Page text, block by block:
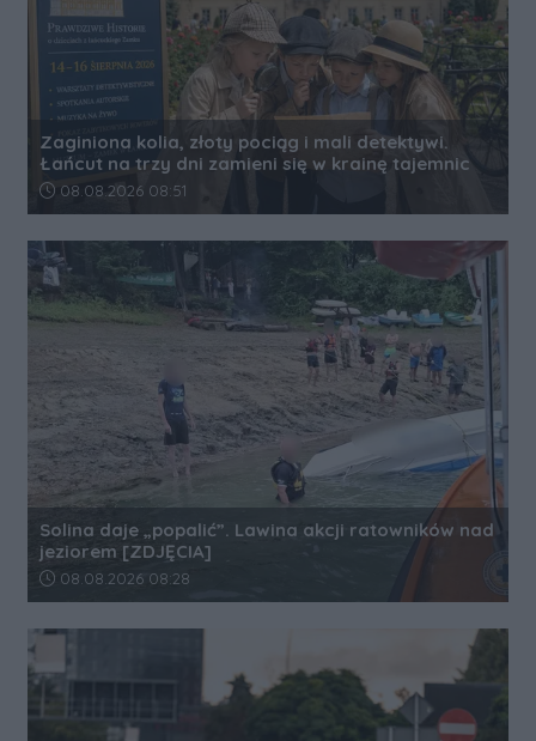
Zaginiona kolia, złoty pociąg i mali detektywi.
Łańcut na trzy dni zamieni się w krainę tajemnic
Data dodania artykułu:
08.08.2026 08:51
Solina daje „popalić”. Lawina akcji ratowników nad
jeziorem [ZDJĘCIA]
Data dodania artykułu:
08.08.2026 08:28